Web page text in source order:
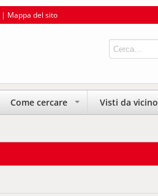
| Mappa del sito
Come cercare Visti da vicino